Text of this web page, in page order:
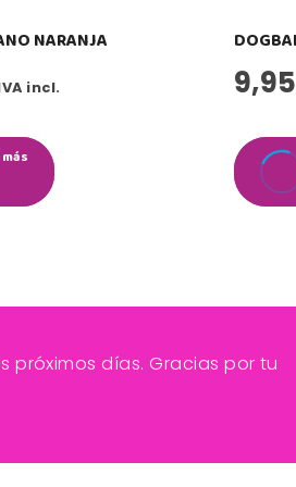
días. Gracias por tu
NARANJA
incl. 9,95